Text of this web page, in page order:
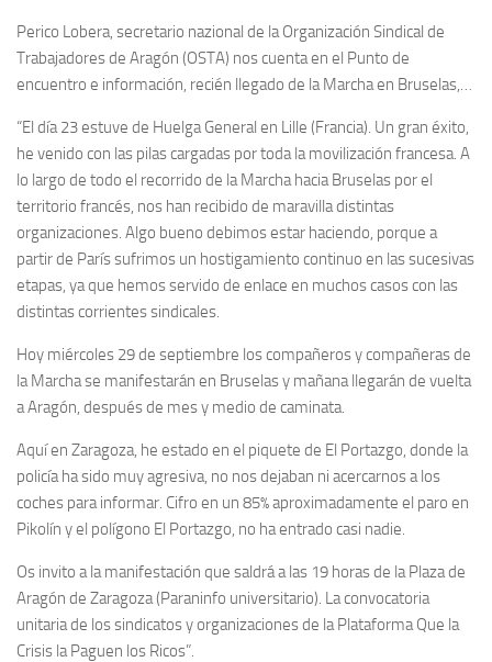
Perico Lobera, secretario nazional de la Organización Sindical de
Trabajadores de Aragón (OSTA) nos cuenta en el Punto de
encuentro e información, recién llegado de la Marcha en Bruselas,…
“El día 23 estuve de Huelga General en Lille (Francia). Un gran éxito,
he venido con las pilas cargadas por toda la movilización francesa. A
lo largo de todo el recorrido de la Marcha hacia Bruselas por el
territorio francés, nos han recibido de maravilla distintas
organizaciones. Algo bueno debimos estar haciendo, porque a
partir de París sufrimos un hostigamiento continuo en las sucesivas
etapas, ya que hemos servido de enlace en muchos casos con las
distintas corrientes sindicales.
Hoy miércoles 29 de septiembre los compañeros y compañeras de
la Marcha se manifestarán en Bruselas y mañana llegarán de vuelta
a Aragón, después de mes y medio de caminata.
Aquí en Zaragoza, he estado en el piquete de El Portazgo, donde la
policía ha sido muy agresiva, no nos dejaban ni acercarnos a los
coches para informar. Cifro en un 85% aproximadamente el paro en
Pikolín y el polígono El Portazgo, no ha entrado casi nadie.
Os invito a la manifestación que saldrá a las 19 horas de la Plaza de
Aragón de Zaragoza (Paraninfo universitario). La convocatoria
unitaria de los sindicatos y organizaciones de la Plataforma Que la
Crisis la Paguen los Ricos”.